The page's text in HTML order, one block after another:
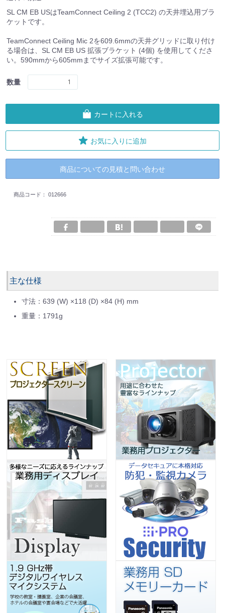
SL CM EB USはTeamConnect Ceiling 2 (TCC2) の天井埋込用ブラ
ケットです。
TeamConnect Ceiling Mic 2を609.6mmの天井グリッドに取り付け
る場合は、SL CM EB US 拡張ブラケット (4個) を使用してくださ
い。590mmから605mmまでサイズ拡張可能です。
数量
カートに入れる
お気に入りに追加
商品についての見積と問い合わせ
商品コード： 012666
主な仕様
寸法：639 (W) ×118 (D) ×84 (H) mm
重量：1791g